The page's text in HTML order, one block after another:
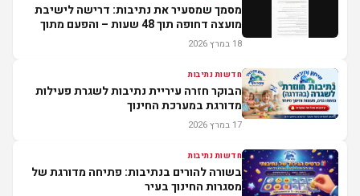
מסמך שמסעיר את נתיבות: דרישה לישיבת
מועצה דחופה תוך 48 שעות – והפעם מתוך
הקואליציה
18 במרץ 2026
חדשות נתיבות
הבוקר חזרה עיריית נתיבות לשגרת פעילות
מדורגת במערכת החינוך
17 במרץ 2026
חדשות נתיבות
בשורה להורים בנתיבות: פתיחה מדורגת של
מסגרות החינוך בעיר